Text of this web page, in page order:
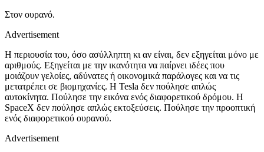
Στον ουρανό.
Advertisement
Η περιουσία του, όσο ασύλληπτη κι αν είναι, δεν εξηγείται μόνο με
αριθμούς. Εξηγείται με την ικανότητα να παίρνει ιδέες που
μοιάζουν γελοίες, αδύνατες ή οικονομικά παράλογες και να τις
μετατρέπει σε βιομηχανίες. Η Tesla δεν πούλησε απλώς
αυτοκίνητα. Πούλησε την εικόνα ενός διαφορετικού δρόμου. Η
SpaceX δεν πούλησε απλώς εκτοξεύσεις. Πούλησε την προοπτική
ενός διαφορετικού ουρανού.
Advertisement